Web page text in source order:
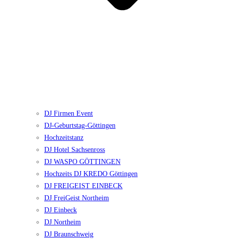
DJ Firmen Event
DJ-Geburtstag-Göttingen
Hochzeitstanz
DJ Hotel Sachsenross
DJ WASPO GÖTTINGEN
Hochzeits DJ KREDO Göttingen
DJ FREIGEIST EINBECK
DJ FreiGeist Northeim
DJ Einbeck
DJ Northeim
DJ Braunschweig